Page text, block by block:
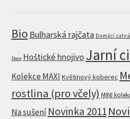
Bio Bulharská rajčata Domácí
Deco Hoštické hnojivo Jarní
Kolekce MAXI Květinový koberec
rostlina (pro včely) MINI
Na sušení Novinka 2011